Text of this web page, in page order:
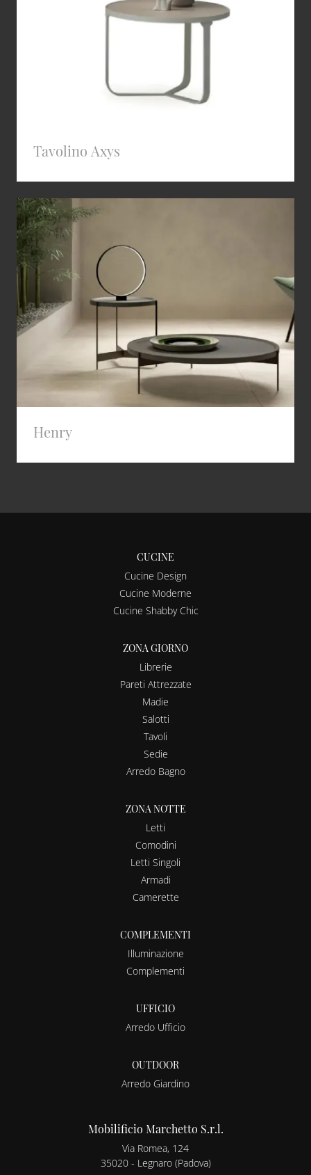
Tavolino Axys
Henry
CUCINE
Cucine Design
Cucine Moderne
Cucine Shabby Chic
ZONA GIORNO
Librerie
Pareti Attrezzate
Madie
Salotti
Tavoli
Sedie
Arredo Bagno
ZONA NOTTE
Letti
Comodini
Letti Singoli
Armadi
Camerette
COMPLEMENTI
Illuminazione
Complementi
UFFICIO
Arredo Ufficio
OUTDOOR
Arredo Giardino
Mobilificio Marchetto S.r.l.
Via Romea, 124
35020 - Legnaro (Padova)